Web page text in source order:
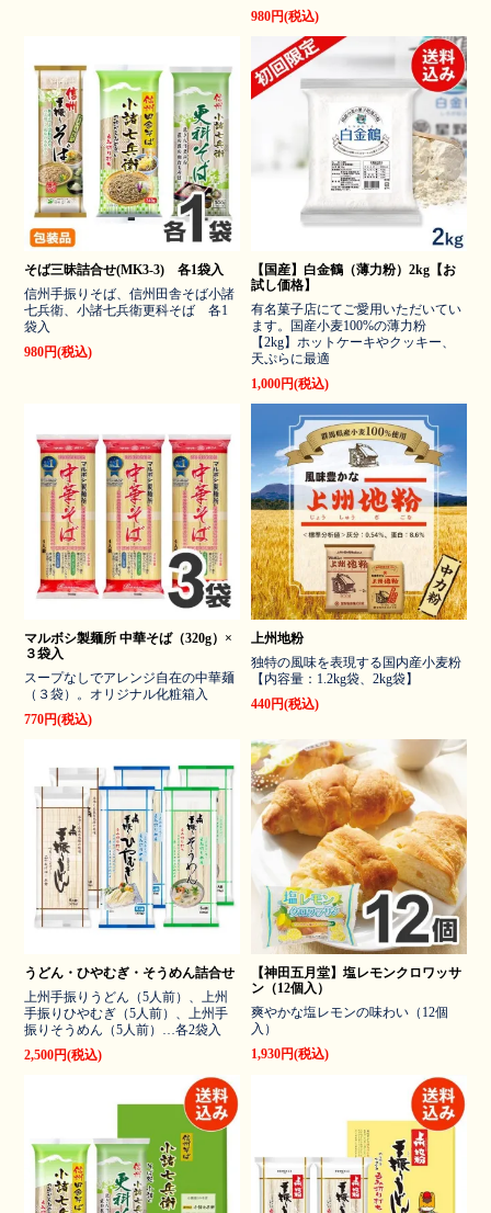
980円(税込)
そば三昧詰合せ(MK3-3) 各1袋入
信州手振りそば、信州田舎そば小諸
七兵衛、小諸七兵衛更科そば 各1
袋入
980円(税込)
【国産】白金鶴（薄力粉）2kg【お
試し価格】
有名菓子店にてご愛用いただいてい
ます。国産小麦100%の薄力粉
【2kg】ホットケーキやクッキー、
天ぷらに最適
1,000円(税込)
マルボシ製麺所 中華そば（320g）×
３袋入
スープなしでアレンジ自在の中華麺
（３袋）。オリジナル化粧箱入
770円(税込)
上州地粉
独特の風味を表現する国内産小麦粉
【内容量：1.2kg袋、2kg袋】
440円(税込)
うどん・ひやむぎ・そうめん詰合せ
上州手振りうどん（5人前）、上州
手振りひやむぎ（5人前）、上州手
振りそうめん（5人前）…各2袋入
2,500円(税込)
【神田五月堂】塩レモンクロワッサ
ン（12個入）
爽やかな塩レモンの味わい（12個
入）
1,930円(税込)